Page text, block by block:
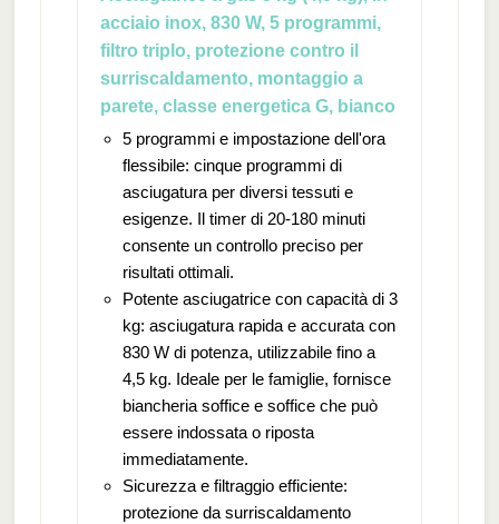
acciaio inox, 830 W, 5 programmi,
filtro triplo, protezione contro il
surriscaldamento, montaggio a
parete, classe energetica G, bianco
5 programmi e impostazione dell'ora
flessibile: cinque programmi di
asciugatura per diversi tessuti e
esigenze. Il timer di 20-180 minuti
consente un controllo preciso per
risultati ottimali.
Potente asciugatrice con capacità di 3
kg: asciugatura rapida e accurata con
830 W di potenza, utilizzabile fino a
4,5 kg. Ideale per le famiglie, fornisce
biancheria soffice e soffice che può
essere indossata o riposta
immediatamente.
Sicurezza e filtraggio efficiente:
protezione da surriscaldamento